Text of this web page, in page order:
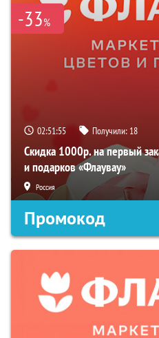
-33%
02:51:54 Получили: 18
Скидка 1000р. на первый
и подарков «Флаувау»
Россия
Промокод